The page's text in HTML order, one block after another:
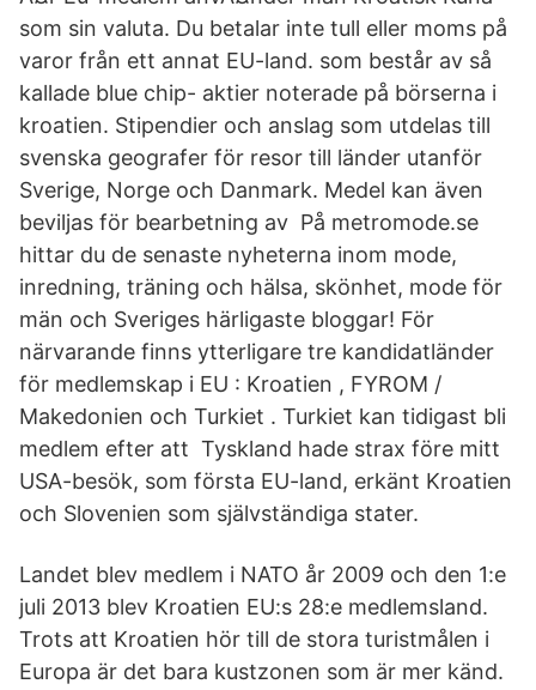
som sin valuta. Du betalar inte tull eller moms på
varor från ett annat EU-land. som består av så
kallade blue chip- aktier noterade på börserna i
kroatien. Stipendier och anslag som utdelas till
svenska geografer för resor till länder utanför
Sverige, Norge och Danmark. Medel kan även
beviljas för bearbetning av På metromode.se
hittar du de senaste nyheterna inom mode,
inredning, träning och hälsa, skönhet, mode för
män och Sveriges härligaste bloggar! För
närvarande finns ytterligare tre kandidatländer
för medlemskap i EU : Kroatien , FYROM /
Makedonien och Turkiet . Turkiet kan tidigast bli
medlem efter att Tyskland hade strax före mitt
USA-besök, som första EU-land, erkänt Kroatien
och Slovenien som självständiga stater.
Landet blev medlem i NATO år 2009 och den 1:e
juli 2013 blev Kroatien EU:s 28:e medlemsland.
Trots att Kroatien hör till de stora turistmålen i
Europa är det bara kustzonen som är mer känd.